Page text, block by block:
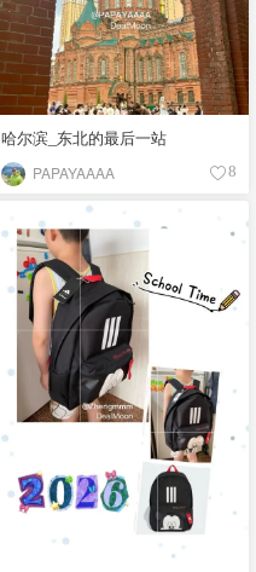
哈尔滨_东北的最后一站
PAPAYAAAA 8